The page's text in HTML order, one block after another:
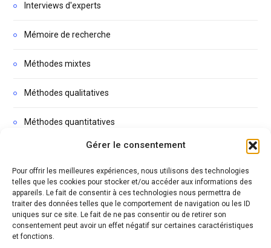
Gérer le consentement
Pour offrir les meilleures expériences, nous utilisons des technologies
telles que les cookies pour stocker et/ou accéder aux informations des
appareils. Le fait de consentir à ces technologies nous permettra de
traiter des données telles que le comportement de navigation ou les ID
uniques sur ce site. Le fait de ne pas consentir ou de retirer son
consentement peut avoir un effet négatif sur certaines caractéristiques
et fonctions.
Interviews d'experts
Mémoire de recherche
Méthodes mixtes
Méthodes qualitatives
Méthodes quantitatives
Podcasts
Thèse